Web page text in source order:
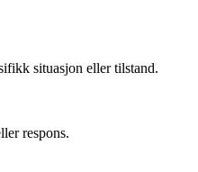
situasjon eller tilstand.
respons.